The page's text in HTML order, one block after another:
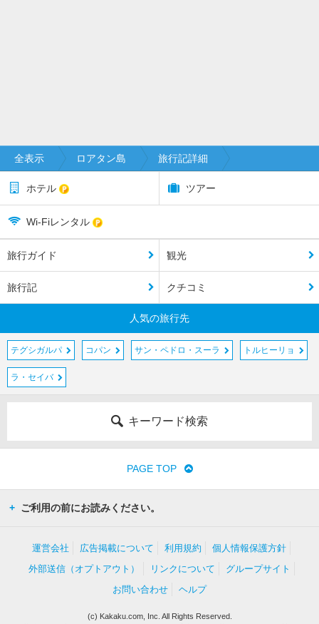
全表示 ロアタン島 旅行記詳細
ホテル ツアー
Wi-Fiレンタル
旅行ガイド 観光
旅行記 クチコミ
人気の旅行先
テグシガルパ コパン サン・ペドロ・スーラ トルヒーリョ
ラ・セイバ
キーワード検索
PAGE TOP
ご利用の前にお読みください。
運営会社 広告掲載について 利用規約
個人情報保護方針
外部送信（オプトアウト）
リンクについて
グループサイト
お問い合わせ
ヘルプ
(c) Kakaku.com, Inc. All Rights Reserved.